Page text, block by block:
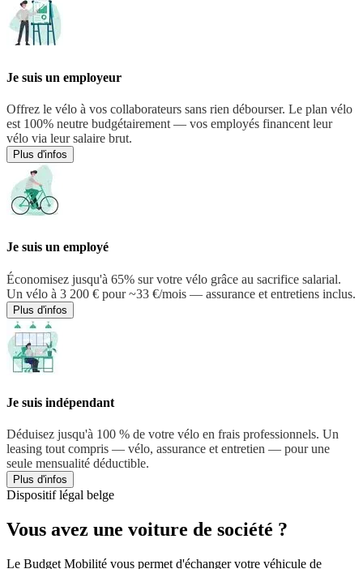
Je suis un employeur
Offrez le vélo à vos collaborateurs sans rien débourser. Le plan vélo
est 100% neutre budgétairement — vos employés financent leur
vélo via leur salaire brut.
Plus d'infos
Je suis un employé
Économisez jusqu'à 65% sur votre vélo grâce au sacrifice salarial.
Un vélo à 3 200 € pour ~33 €/mois — assurance et entretiens inclus.
Plus d'infos
Je suis indépendant
Déduisez jusqu'à 100 % de votre vélo en frais professionnels. Un
leasing tout compris — vélo, assurance et entretien — pour une
seule mensualité déductible.
Plus d'infos
Dispositif légal belge
Vous avez une voiture de société ?
Le Budget Mobilité vous permet d'échanger votre véhicule de